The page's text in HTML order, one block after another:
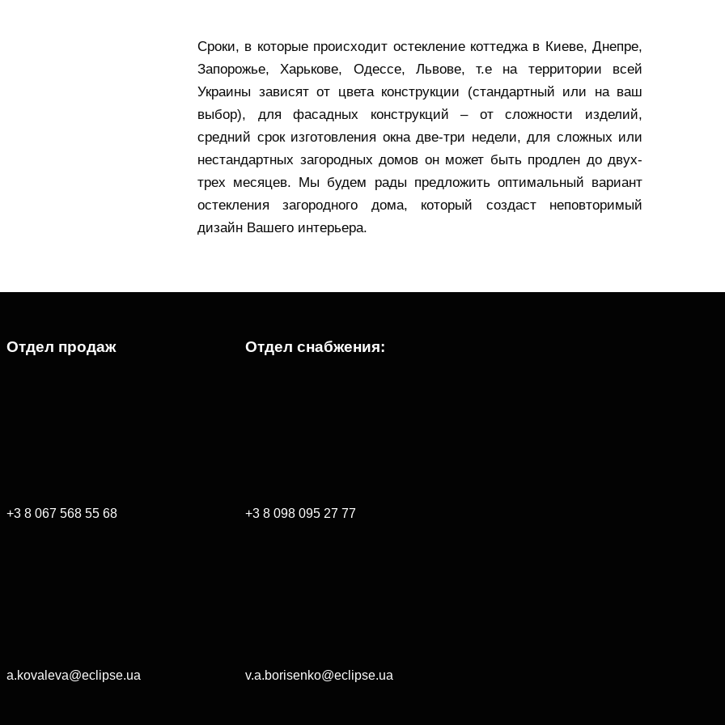
Сроки, в которые происходит остекление коттеджа в Киеве, Днепре,
Запорожье, Харькове, Одессе, Львове, т.е на территории всей
Украины зависят от цвета конструкции (стандартный или на ваш
выбор), для фасадных конструкций – от сложности изделий,
средний срок изготовления окна две-три недели, для сложных или
нестандартных загородных домов он может быть продлен до двух-
трех месяцев. Мы будем рады предложить оптимальный вариант
остекления загородного дома, который создаст неповторимый
дизайн Вашего интерьера.
Отдел продаж
+3 8 067 568 55 68
a.kovaleva@eclipse.ua
Отдел снабжения:
+3 8 098 095 27 77
v.a.borisenko@eclipse.ua